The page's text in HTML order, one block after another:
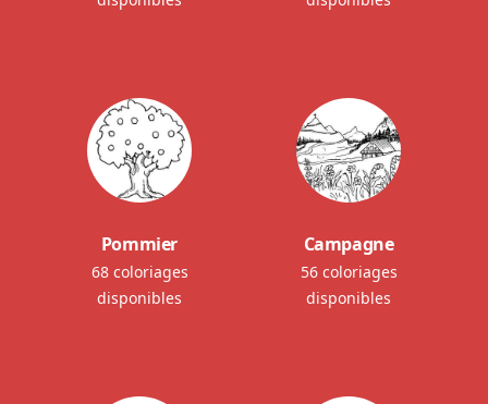
Pommier
68 coloriages
disponibles
Campagne
56 coloriages
disponibles